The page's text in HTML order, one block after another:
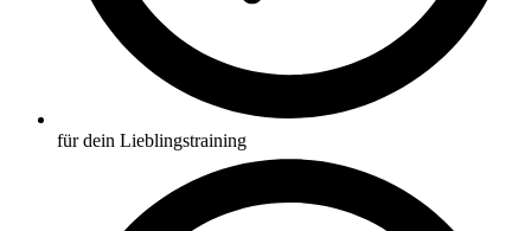
für dein Lieblingstraining